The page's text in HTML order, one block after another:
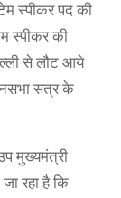
स्पीकर पद की
स्पीकर की
से लौट आये
सत्र के
मुख्यमंत्री
रहा है कि